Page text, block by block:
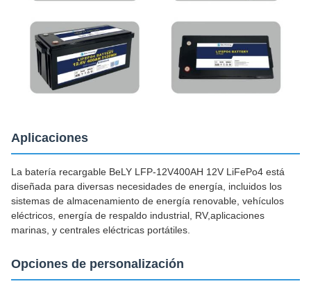
Aplicaciones
La batería recargable BeLY LFP-12V400AH 12V LiFePo4 está
diseñada para diversas necesidades de energía, incluidos los
sistemas de almacenamiento de energía renovable, vehículos
eléctricos, energía de respaldo industrial, RV,aplicaciones
marinas, y centrales eléctricas portátiles.
Opciones de personalización